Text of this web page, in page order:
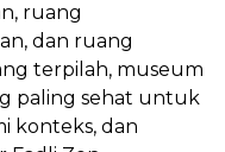
ruang
dan ruang
terpilah, museum
paling sehat untuk
konteks, dan